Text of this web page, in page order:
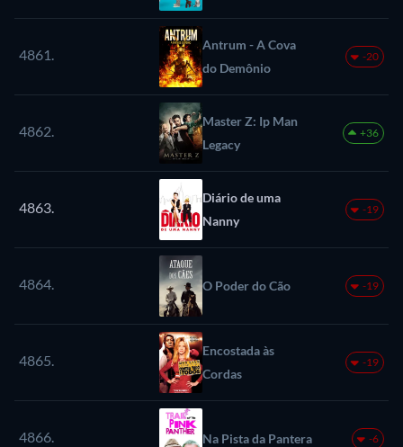
4861.
Antrum - A Cova
do Demônio
-20
4862.
Master Z: Ip Man
Legacy
+36
4863.
Diário de uma
Nanny
-19
4864. O Poder do Cão -19
4865.
Encostada às
Cordas
-19
4866. Na Pista da Pantera -6